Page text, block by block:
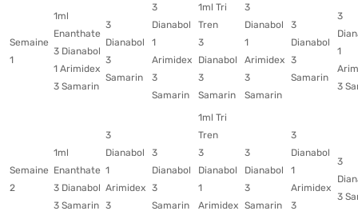
Semaine
1
1ml
Enanthate
3 Dianabol
1 Arimidex
3 Samarin
3
Dianabol
3
Samarin
3
Dianabol
1
Arimidex
3
Samarin
1ml Tri
Tren
3
Dianabol
3
Samarin
3
Dianabol
1
Arimidex
3
Samarin
3
Dianabol
3
Samarin
3
1
3
Semaine
2
1ml
Enanthate
3 Dianabol
3 Samarin
3
Dianabol
1
Arimidex
3
3
Dianabol
3
Samarin
1ml Tri
Tren
3
Dianabol
1
Arimidex
3
Dianabol
3
Samarin
3
Dianabol
1
Arimidex
3
3
3